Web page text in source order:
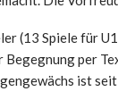
(13 Spiele für
per
ist